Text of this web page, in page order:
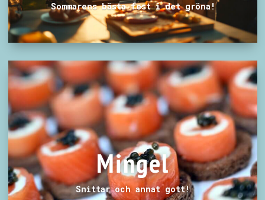
Sommarens bästa fest i det gröna!
Mingel
Snittar och annat gott!